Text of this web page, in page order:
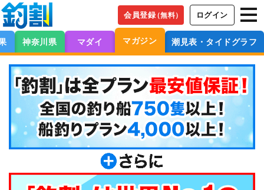
会員登録（無料） ログイン
神奈川県 マダイ マガジン 潮見表・タイドグラフ